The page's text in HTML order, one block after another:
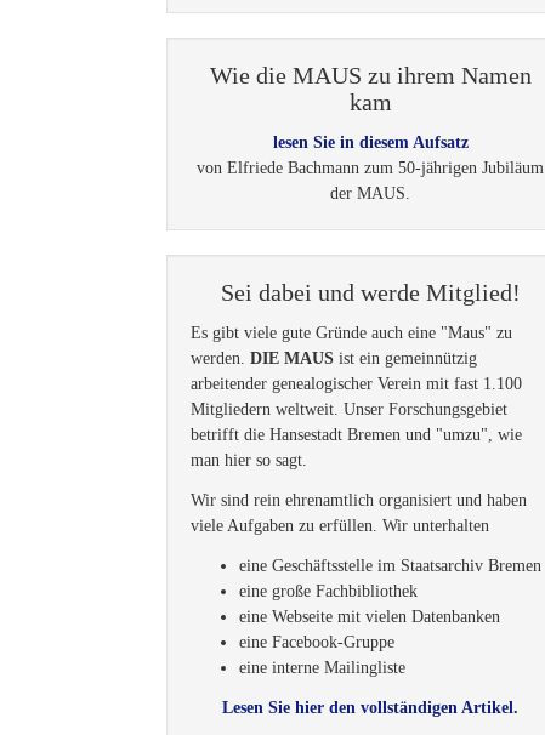
Wie die MAUS zu ihrem Namen
kam
lesen Sie in diesem Aufsatz
von Elfriede Bachmann zum 50-jährigen Jubiläum
der MAUS.
Sei dabei und werde Mitglied!
Es gibt viele gute Gründe auch eine "Maus" zu
werden. DIE MAUS ist ein gemeinnützig
arbeitender genealogischer Verein mit fast 1.100
Mitgliedern weltweit. Unser Forschungsgebiet
betrifft die Hansestadt Bremen und "umzu", wie
man hier so sagt.
Wir sind rein ehrenamtlich organisiert und haben
viele Aufgaben zu erfüllen. Wir unterhalten
eine Geschäftsstelle im Staatsarchiv Bremen
eine große Fachbibliothek
eine Webseite mit vielen Datenbanken
eine Facebook-Gruppe
eine interne Mailingliste
Lesen Sie hier den vollständigen Artikel.